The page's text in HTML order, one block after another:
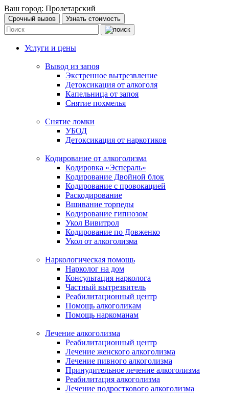
Ваш город: Пролетарский
Срочный вызов Узнать стоимость
Услуги и цены
Вывод из запоя
Экстренное вытрезвление
Детоксикация от алкоголя
Капельница от запоя
Снятие похмелья
Снятие ломки
УБОД
Детоксикация от наркотиков
Кодирование от алкоголизма
Кодировка «Эспераль»
Кодирование Двойной блок
Кодирование с провокацией
Раскодирование
Вшивание торпеды
Кодирование гипнозом
Укол Вивитрол
Кодирование по Довженко
Укол от алкоголизма
Наркологическая помощь
Нарколог на дом
Консультация нарколога
Частный вытрезвитель
Реабилитационный центр
Помощь алкоголикам
Помощь наркоманам
Лечение алкоголизма
Реабилитационный центр
Лечение женского алкоголизма
Лечение пивного алкоголизма
Принудительное лечение алкоголизма
Реабилитация алкоголизма
Лечение подросткового алкоголизма